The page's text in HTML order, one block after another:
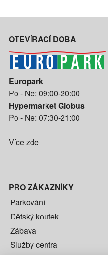
OTEVÍRACÍ DOBA
Europark
Po - Ne: 09:00-20:00
Hypermarket Globus
Po - Ne: 07:30-21:00
Více zde
PRO ZÁKAZNÍKY
Parkování
Dětský koutek
Zábava
Služby centra